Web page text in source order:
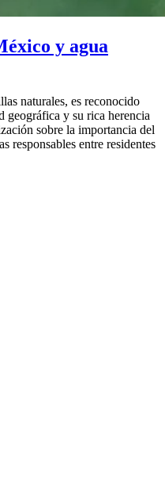
y agua
naturales, es reconocido
geográfica y su rica herencia
sobre la importancia del
responsables entre residentes